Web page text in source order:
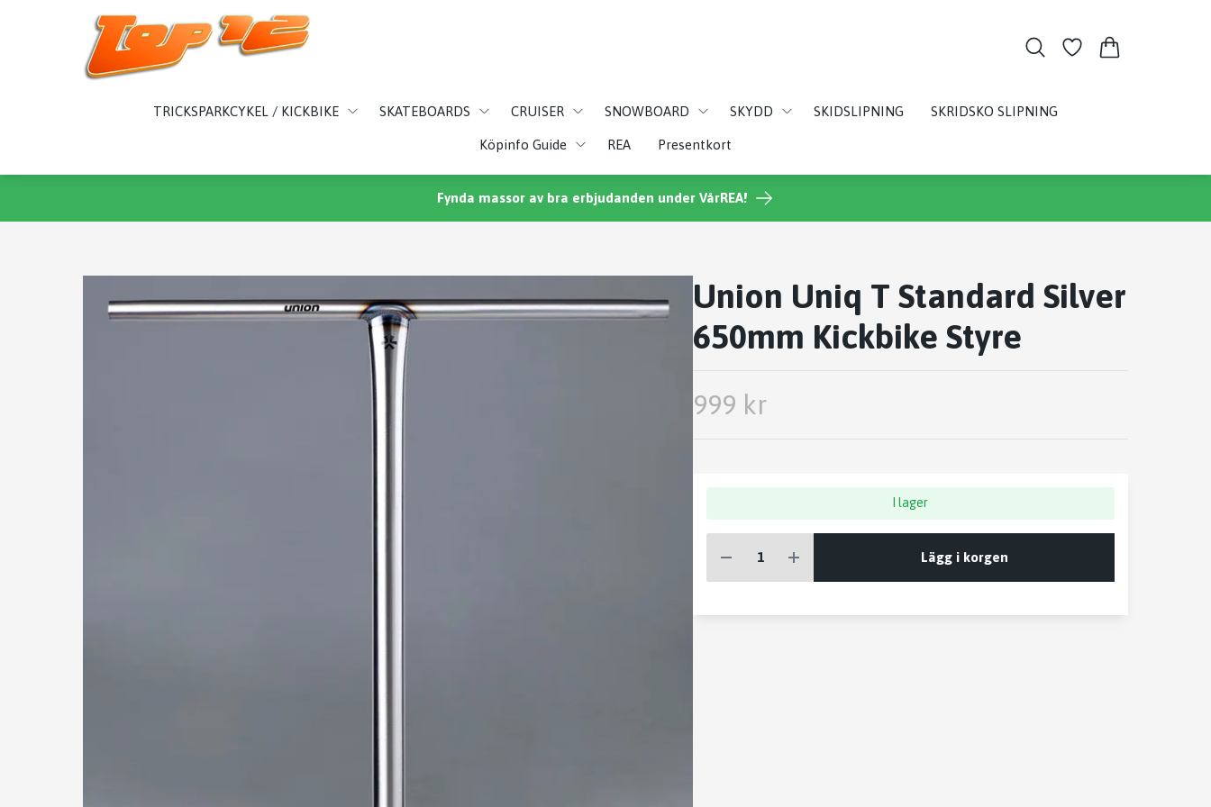
TRICKSPARKCYKEL / KICKBIKE SKATEBOARDS CRUISER SNOWBOARD SKYDD SKIDSLIPNING SKRIDSKO SLIPNING
Köpinfo Guide REA Presentkort
Fynda massor av bra erbjudanden under VårREA!
Union Uniq T Standard Silver
650mm Kickbike Styre
999 kr
I lager
Lägg i korgen